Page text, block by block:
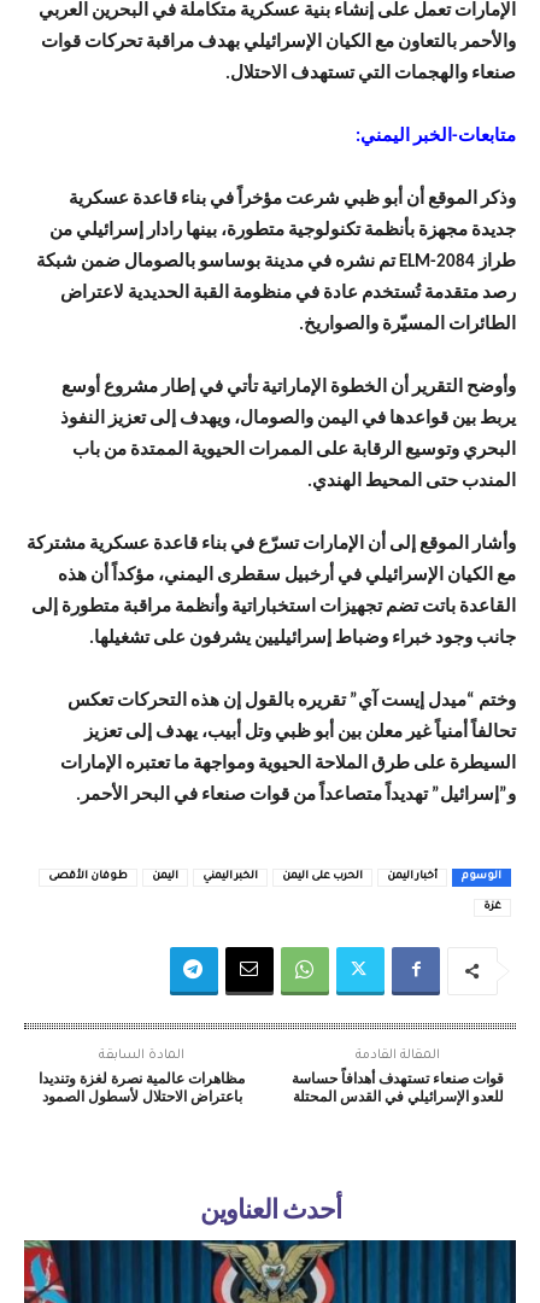
الإمارات تعمل على إنشاء بنية عسكرية متكاملة في البحرين العربي
والأحمر بالتعاون مع الكيان الإسرائيلي بهدف مراقبة تحركات قوات
صنعاء والهجمات التي تستهدف الاحتلال.
متابعات-الخبر اليمني:
وذكر الموقع أن أبو ظبي شرعت مؤخراً في بناء قاعدة عسكرية
جديدة مجهزة بأنظمة تكنولوجية متطورة، بينها رادار إسرائيلي من
طراز ELM-2084 تم نشره في مدينة بوساسو بالصومال ضمن شبكة
رصد متقدمة تُستخدم عادة في منظومة القبة الحديدية لاعتراض
الطائرات المسيّرة والصواريخ.
وأوضح التقرير أن الخطوة الإماراتية تأتي في إطار مشروع أوسع
يربط بين قواعدها في اليمن والصومال، ويهدف إلى تعزيز النفوذ
البحري وتوسيع الرقابة على الممرات الحيوية الممتدة من باب
المندب حتى المحيط الهندي.
وأشار الموقع إلى أن الإمارات تسرّع في بناء قاعدة عسكرية مشتركة
مع الكيان الإسرائيلي في أرخبيل سقطرى اليمني، مؤكداً أن هذه
القاعدة باتت تضم تجهيزات استخباراتية وأنظمة مراقبة متطورة إلى
جانب وجود خبراء وضباط إسرائيليين يشرفون على تشغيلها.
وختم “ميدل إيست آي” تقريره بالقول إن هذه التحركات تعكس
تحالفاً أمنياً غير معلن بين أبو ظبي وتل أبيب، يهدف إلى تعزيز
السيطرة على طرق الملاحة الحيوية ومواجهة ما تعتبره الإمارات
و”إسرائيل” تهديداً متصاعداً من قوات صنعاء في البحر الأحمر.
الوسوم أخبار اليمن الحرب على اليمن الخبر اليمني اليمن طوفان الأقصى
غزة
المادة السابقة
مظاهرات عالمية نصرة لغزة وتنديدا
باعتراض الاحتلال لأسطول الصمود
المقالة القادمة
قوات صنعاء تستهدف أهدافاً حساسة
للعدو الإسرائيلي في القدس المحتلة
أحدث العناوين